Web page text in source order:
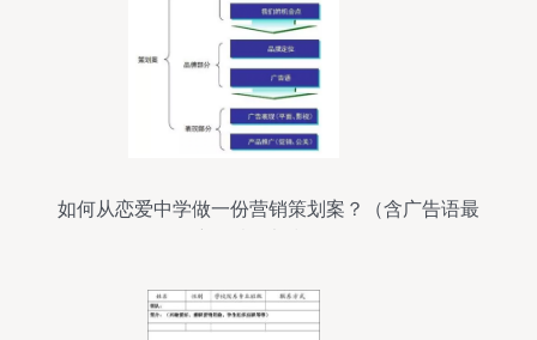
如何从恋爱中学做一份营销策划案？（含广告语最